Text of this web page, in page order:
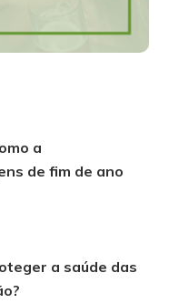
a
de fim de ano
a saúde das